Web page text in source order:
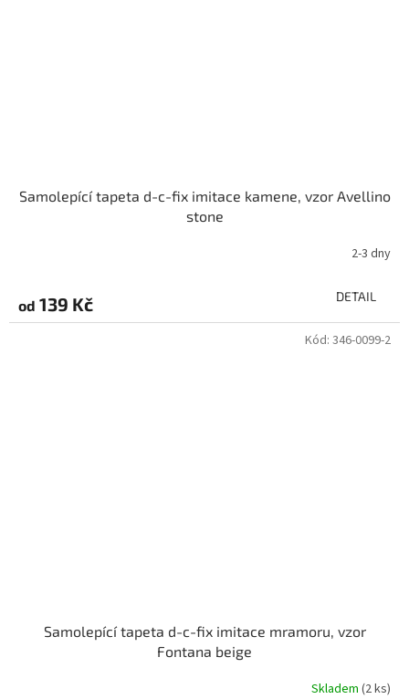
Samolepící tapeta d-c-fix imitace kamene, vzor Avellino
stone
2-3 dny
od 139 Kč DETAIL
Samolepící tapeta d-c-fix imitace mramoru, vzor
Fontana beige
Skladem (2 ks)
Kód: 346-0099-2